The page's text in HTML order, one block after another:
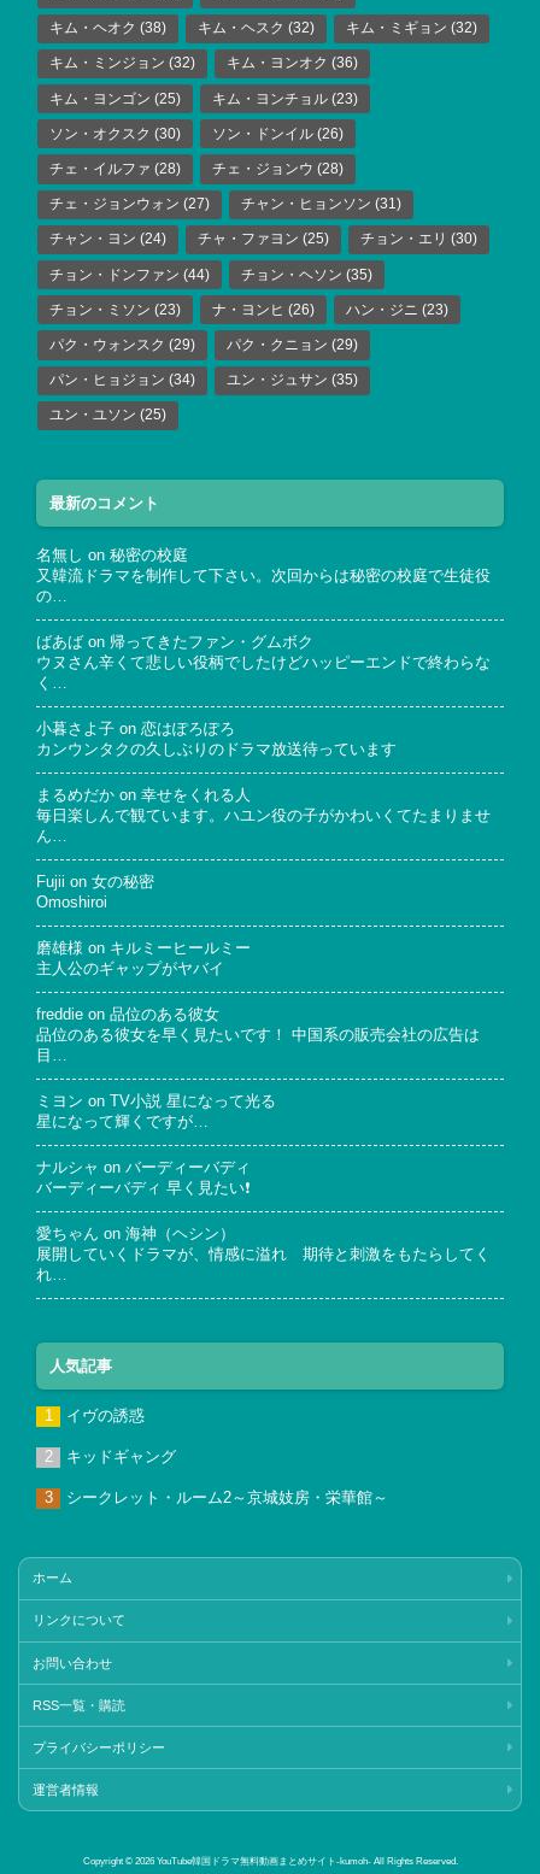
キム・ヘオク (38) キム・ヘスク (32) キム・ミギョン (32)
キム・ミンジョン (32) キム・ヨンオク (36)
キム・ヨンゴン (25) キム・ヨンチョル (23)
ソン・オクスク (30) ソン・ドンイル (26)
チェ・イルファ (28) チェ・ジョンウ (28)
チェ・ジョンウォン (27) チャン・ヒョンソン (31)
チャン・ヨン (24) チャ・ファヨン (25) チョン・エリ (30)
チョン・ドンファン (44) チョン・ヘソン (35)
チョン・ミソン (23) ナ・ヨンヒ (26) ハン・ジニ (23)
パク・ウォンスク (29) パク・クニョン (29)
パン・ヒョジョン (34) ユン・ジュサン (35)
ユン・ユソン (25)
最新のコメント
名無し on 秘密の校庭
又韓流ドラマを制作して下さい。次回からは秘密の校庭で生徒役
の…
ばあば on 帰ってきたファン・グムボク
ウヌさん辛くて悲しい役柄でしたけどハッピーエンドで終わらな
く…
小暮さよ子 on 恋はぽろぽろ
カンウンタクの久しぶりのドラマ放送待っています
まるめだか on 幸せをくれる人
毎日楽しんで観ています。ハユン役の子がかわいくてたまりませ
ん…
Fujii on 女の秘密
Omoshiroi
磨雄様 on キルミーヒールミー
主人公のギャップがヤバイ
freddie on 品位のある彼女
品位のある彼女を早く見たいです！ 中国系の販売会社の広告は
目…
ミヨン on
TV小説 星になって光る
星になって輝くですが…
ナルシャ on バーディーバディ
バーディーバディ 早く見たい❗
愛ちゃん on 海神（ヘシン）
展開していくドラマが、情感に溢れ 期待と刺激をもたらしてく
れ…
人気記事
イヴの誘惑
キッドギャング
シークレット・ルーム2～京城妓房・栄華館～
ホーム
リンクについて
お問い合わせ
RSS一覧・購読
プライバシーポリシー
運営者情報
Copyright © 2026 YouTube韓国ドラマ無料動画まとめサイト‐kumoh‐ All Rights Reserved.